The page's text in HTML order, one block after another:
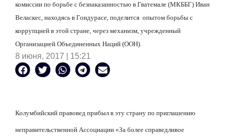
комиссии по борьбе с безнаказанностью в Гватемале (МКББГ) Иван
Веласкес, находясь в Гондурасе, поделится опытом борьбы с
коррупцией в этой стране, через механизм, учрежденный
Организацией Объединенных Наций (ООН).
8 июня, 2017 | 15:21
Колумбийский правовед прибыл в эту страну по приглашению
неправительственной Ассоциации «За более справедливое